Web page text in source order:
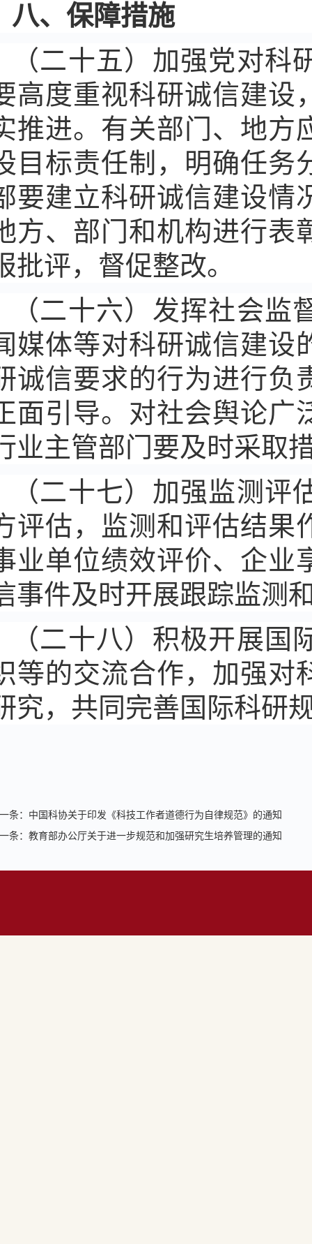
八、保障措施
（二十五）加强党对
高度重视科研诚信建设
推进。有关部门、地方
目标责任制，明确任务
要建立科研诚信建设情
方、部门和机构进行表
批评，督促整改。
（二十六）发挥社会
媒体等对科研诚信建设
诚信要求的行为进行负
面引导。对社会舆论广
业主管部门要及时采取
（二十七）加强监测
评估，监测和评估结果
业单位绩效评价、企业
事件及时开展跟踪监测
（二十八）积极开展
等的交流合作，加强对
究，共同完善国际科研
条： 中国科协关于印发《科技工作者道德行为自律规范》的通知
条： 教育部办公厅关于进一步规范和加强研究生培养管理的通知